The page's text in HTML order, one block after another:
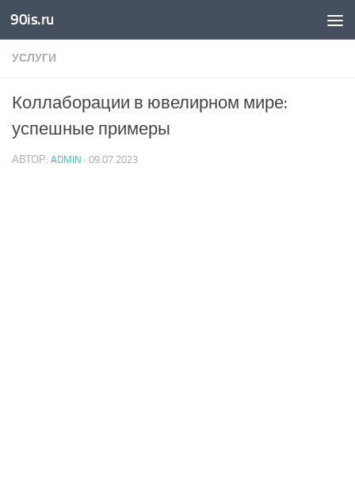
Skip to content
90is.ru
УСЛУГИ
Коллаборации в ювелирном мире:
успешные примеры
АВТОР: ADMIN · 09.07.2023